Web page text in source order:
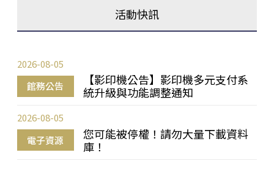
活動快訊
館務公告
【影印機公告】影印機多元支付系
統升級與功能調整通知
2026-08-05
電子資源
您可能被停權！請勿大量下載資料
庫！
2026-08-05